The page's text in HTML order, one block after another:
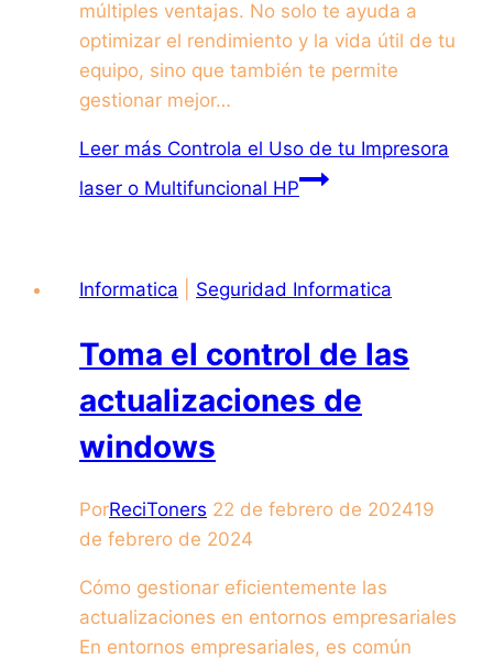
múltiples ventajas. No solo te ayuda a
optimizar el rendimiento y la vida útil de tu
equipo, sino que también te permite
gestionar mejor…
Leer más Controla el Uso de tu Impresora
laser o Multifuncional HP
Informatica Seguridad Informatica
Toma el control de las
actualizaciones de
windows
PorReciToners 22 de febrero de 202419
de febrero de 2024
Cómo gestionar eficientemente las
actualizaciones en entornos empresariales
En entornos empresariales, es común